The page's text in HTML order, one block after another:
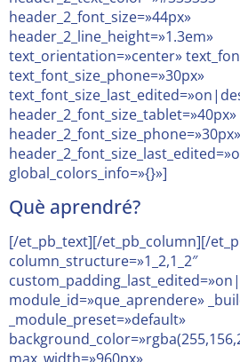
header_2_font_size=»44px»
header_2_line_height=»1.3em»
text_orientation=»center»
text_font_size_phone=»30px»
header_2_font_size_tablet=»40px»
header_2_font_size_phone=»30px»
global_colors_info=»{}»]
Què aprendré?
[/et_pb_text][/et_pb_column][/
column_structure=»1_2,1_2″
module_id=»que_aprendere»
_module_preset=»default»